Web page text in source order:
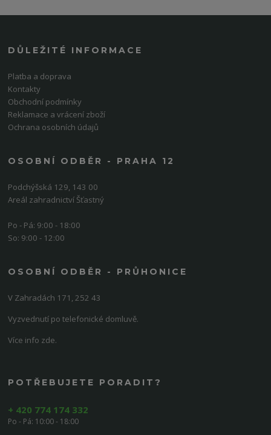
DŮLEŽITÉ INFORMACE
Platba a doprava
Kontakty
Obchodní podmínky
Reklamace a vrácení zboží
Ochrana osobních údajů
OSOBNÍ ODBĚR - PRAHA 12
Podchýšská 129, 143 00
Areál zahradnictví Šťastný
Po - Pá: 9:00 - 18:00
So: 9:00 - 12:00
OSOBNÍ ODBĚR - PRŮHONICE
V Zahradách 171, 252 43
Vyzvednutí po telefonické domluvě.
Více info zde.
POTŘEBUJETE PORADIT?
+ 420 774 174 332
Po - Pá: 10:00 - 18:00